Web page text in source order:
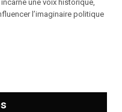
une voix historique,
l’imaginaire politique